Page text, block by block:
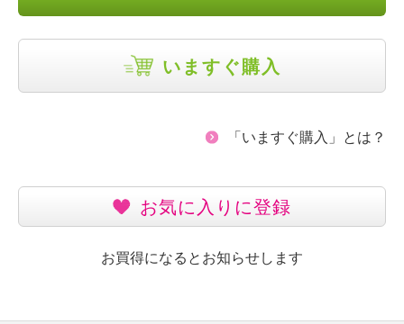
いますぐ購入
「いますぐ購入」とは？
お気に入りに登録
お買得になるとお知らせします